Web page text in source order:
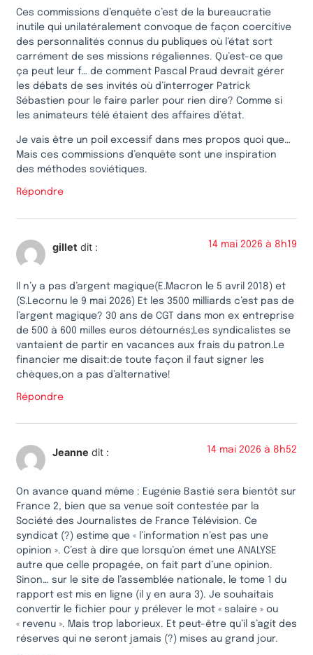
Ces commissions d’enquête c’est de la bureaucratie
inutile qui unilatéralement convoque de façon coercitive
des personnalités connus du publiques où l’état sort
carrément de ses missions régaliennes. Qu’est-ce que
ça peut leur f… de comment Pascal Praud devrait gérer
les débats de ses invités où d’interroger Patrick
Sébastien pour le faire parler pour rien dire? Comme si
les animateurs télé étaient des affaires d’état.
Je vais être un poil excessif dans mes propos quoi que…
Mais ces commissions d’enquête sont une inspiration
des méthodes soviétiques.
Répondre
gillet dit : 14 mai 2026 à 8h19
Il n’y a pas d’argent magique(E.Macron le 5 avril 2018) et
(S.Lecornu le 9 mai 2026) Et les 3500 milliards c’est pas de
l’argent magique? 30 ans de CGT dans mon ex entreprise
de 500 à 600 milles euros détournés;Les syndicalistes se
vantaient de partir en vacances aux frais du patron.Le
financier me disait:de toute façon il faut signer les
chèques,on a pas d’alternative!
Répondre
Jeanne dit : 14 mai 2026 à 8h52
On avance quand même : Eugénie Bastié sera bientôt sur
France 2, bien que sa venue soit contestée par la
Société des Journalistes de France Télévision. Ce
syndicat (?) estime que « l’information n’est pas une
opinion ». C’est à dire que lorsqu’on émet une ANALYSE
autre que celle propagée, on fait part d’une opinion.
Sinon… sur le site de l’assemblée nationale, le tome 1 du
rapport est mis en ligne (il y en aura 3). Je souhaitais
convertir le fichier pour y prélever le mot « salaire » ou
« revenu ». Mais trop laborieux. Et peut-être qu’il s’agit des
réserves qui ne seront jamais (?) mises au grand jour.